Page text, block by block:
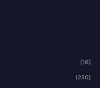
(16)
(250)